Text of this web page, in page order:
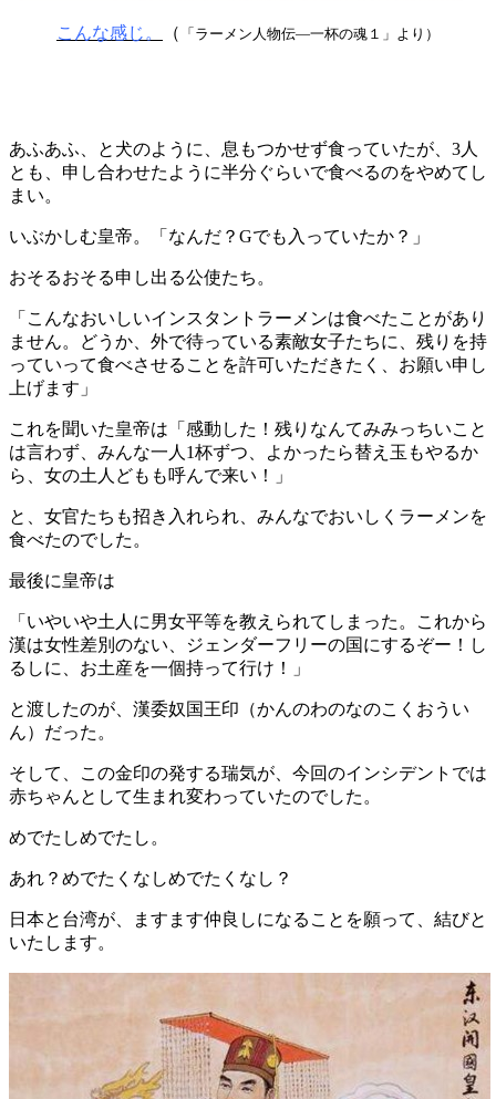
こんな感じ。 （ 「ラーメン人物伝―一杯の魂１」より）
あふあふ、と犬のように、息もつかせず食っていたが、3人
とも、申し合わせたように半分ぐらいで食べるのをやめてし
まい。
いぶかしむ皇帝。「なんだ？Gでも入っていたか？」
おそるおそる申し出る公使たち。
「こんなおいしいインスタントラーメンは食べたことがあり
ません。どうか、外で待っている素敵女子たちに、残りを持
っていって食べさせることを許可いただきたく、お願い申し
上げます」
これを聞いた皇帝は「感動した！残りなんてみみっちいこと
は言わず、みんな一人1杯ずつ、よかったら替え玉もやるか
ら、女の土人どもも呼んで来い！」
と、女官たちも招き入れられ、みんなでおいしくラーメンを
食べたのでした。
最後に皇帝は
「いやいや土人に男女平等を教えられてしまった。これから
漢は女性差別のない、ジェンダーフリーの国にするぞー！し
るしに、お土産を一個持って行け！」
と渡したのが、漢委奴国王印（かんのわのなのこくおうい
ん）だった。
そして、この金印の発する瑞気が、今回のインシデントでは
赤ちゃんとして生まれ変わっていたのでした。
めでたしめでたし。
あれ？めでたくなしめでたくなし？
日本と台湾が、ますます仲良しになることを願って、結びと
いたします。